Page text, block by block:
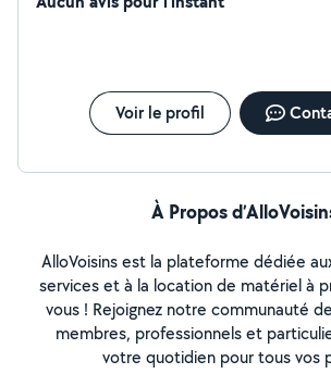
Voir le profil
À Propos
AlloVoisins est la plateforme dédiée
services et à la location de matériel à
vous ! Rejoignez notre communauté
membres, professionnels et
votre quotidien pour tous vos